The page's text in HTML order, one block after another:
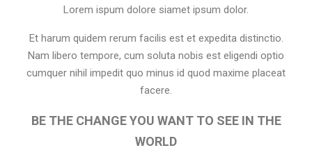
Lorem ispum dolore siamet ipsum dolor.
Et harum quidem rerum facilis est et expedita distinctio.
Nam libero tempore, cum soluta nobis est eligendi optio
cumquer nihil impedit quo minus id quod maxime placeat
facere.
BE THE CHANGE YOU WANT TO SEE IN THE
WORLD